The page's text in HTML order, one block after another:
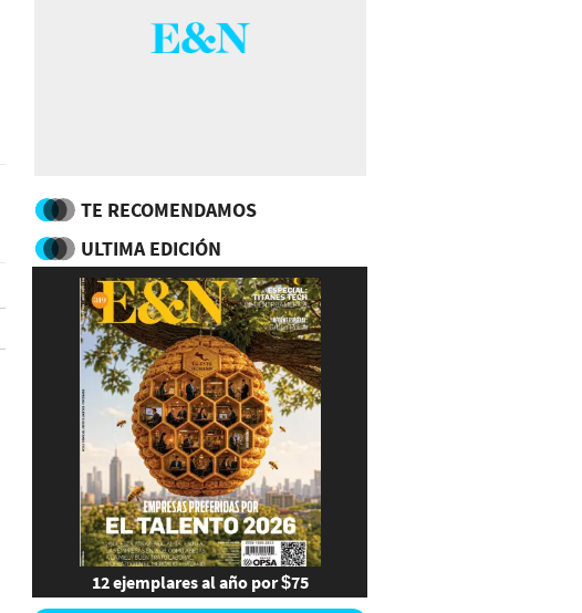
TE RECOMENDAMOS
ULTIMA EDICIÓN
12 ejemplares al año por $75